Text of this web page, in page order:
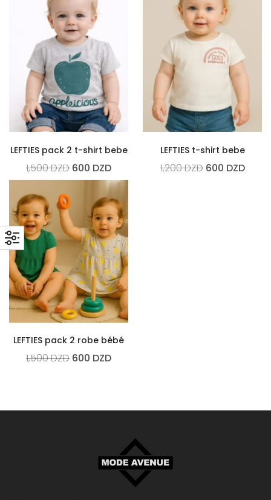
LEFTIES pack 2 t-shirt bebe
1,500DZD 600 DZD
LEFTIES t-shirt bebe
1,200DZD 600 DZD
LEFTIES pack 2 robe bébé
1,500DZD 600 DZD